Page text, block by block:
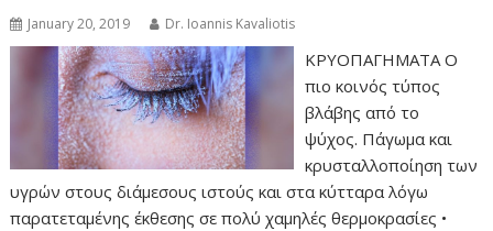
January 20, 2019 Dr. Ioannis Kavaliotis
ΚΡΥΟΠΑΓΗΜΑΤΑ Ο
πιο κοινός τύπος
βλάβης από το
ψύχος. Πάγωμα και
κρυσταλλοποίηση των
υγρών στους διάμεσους ιστούς και στα κύτταρα λόγω
παρατεταμένης έκθεσης σε πολύ χαμηλές θερμοκρασίες •